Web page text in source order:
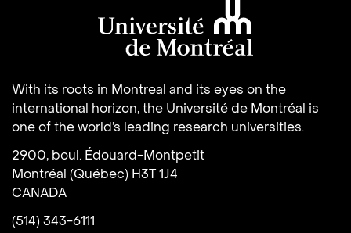
With its roots in Montreal and its eyes on the
international horizon, the Université de Montréal is
one of the world’s leading research universities.
2900, boul. Édouard-Montpetit
Montréal (Québec) H3T 1J4
CANADA
(514) 343-6111